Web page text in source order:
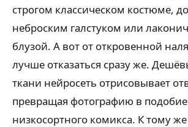
строгом классическом костюме,
неброским галстуком или
блузой. А вот от откровенной
лучше отказаться сразу же.
ткани нейросеть отрисовывает
превращая фотографию в подобие
низкосортного комикса. К тому